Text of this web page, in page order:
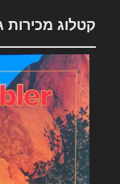
קטלוג מכירות ג'יפ